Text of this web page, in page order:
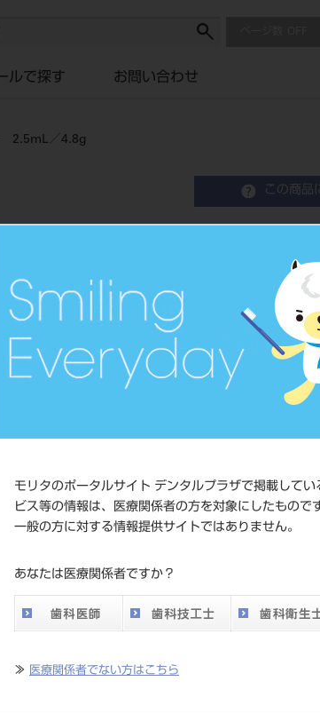
モリタのポータルサイト デンタルプラザで掲載して
ビス等の情報は、医療関係者の方を対象にしたもので
一般の方に対する情報提供サイトではありません。
あなたは医療関係者ですか？
≫ 医療関係者でない方はこちら
ルで探す お問い合わせ
2.5mL／4.8g
この商品
バルクベー
歯科裏層用高分
品目コード
メーカー
層充填材です。
アム/ロー）と2色の色調（マルチ/ブルー）がありま
置での経過観察や隔壁の作製など、天然歯と識別した
填できる高い硬化性があるため「バルク裏層」「バル